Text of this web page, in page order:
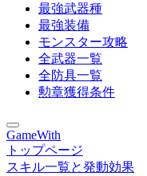
最強武器種
最強装備
モンスター攻略
全武器一覧
全防具一覧
勲章獲得条件
GameWith
トップページ
スキル一覧と発動効果